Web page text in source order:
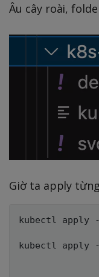
Âu cây roài,
Giờ ta apply
kubectl apply
kubectl apply